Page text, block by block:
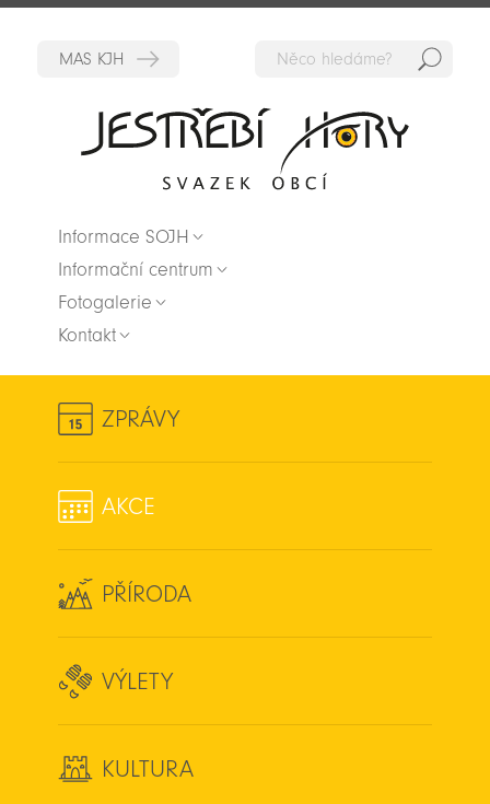
Informace SOJH
Informační centrum
Fotogalerie
Kontakt
ZPRÁVY
AKCE
PŘÍRODA
VÝLETY
KULTURA